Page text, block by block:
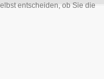
entscheiden, ob Sie die